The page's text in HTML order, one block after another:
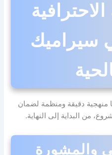
سيراميك
منهجية دقيقة ومنظمة لضمان
من البداية إلى النهاية.
والمشورة